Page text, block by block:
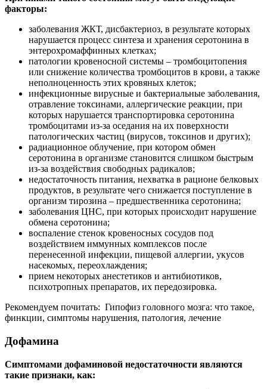
факторы:
заболевания ЖКТ, дисбактериоз, в результате которых
нарушается процесс синтеза и хранения серотонина в
энтерохромаффинных клетках;
патологии кровеносной системы – тромбоцитопения
или снижение количества тромбоцитов в крови, а также
неполноценность этих кровяных клеток;
инфекционные вирусные и бактериальные заболевания,
отравление токсинами, аллергические реакции, при
которых нарушается транспортировка серотонина
тромбоцитами из-за оседания на их поверхности
патологических частиц (вирусов, токсинов и других);
радиационное облучение, при котором обмен
серотонина в организме становится слишком быстрым
из-за воздействия свободных радикалов;
недостаточность питания, нехватка в рационе белковых
продуктов, в результате чего снижается поступление в
организм тирозина – предшественника серотонина;
заболевания ЦНС, при которых происходит нарушение
обмена серотонина;
воспаление стенок кровеносных сосудов под
воздействием иммунных комплексов после
перенесенной инфекции, пищевой аллергии, укусов
насекомых, переохлаждения;
прием некоторых анестетиков и антибиотиков,
психотропных препаратов, их передозировка.
Рекомендуем почитать: Гипофиз головного мозга: что такое,
финкции, симптомы нарушения, патология, лечение
Дофамина
Симптомами дофаминовой недостаточности являются
такие признаки, как: